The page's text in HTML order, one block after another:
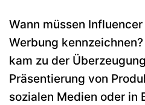
Wann müssen
Werbung
kam zu der
Präsentierung von
sozialen Medien oder in